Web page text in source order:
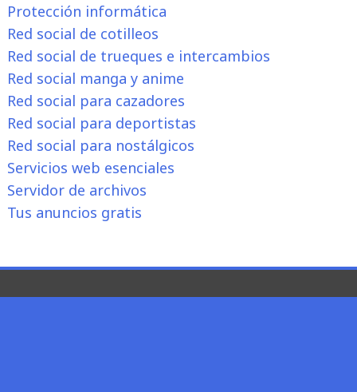
Protección informática
Red social de cotilleos
Red social de trueques e intercambios
Red social manga y anime
Red social para cazadores
Red social para deportistas
Red social para nostálgicos
Servicios web esenciales
Servidor de archivos
Tus anuncios gratis